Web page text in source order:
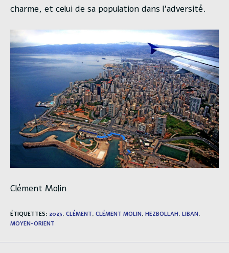
charme, et celui de sa population dans l’adversité.
Clément Molin
ÉTIQUETTES: 2023, CLÉMENT, CLÉMENT MOLIN, HEZBOLLAH, LIBAN,
MOYEN-ORIENT